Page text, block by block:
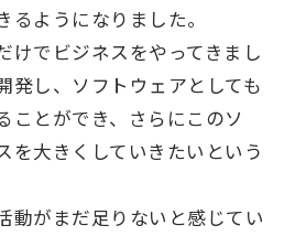
るようになりました。
けでビジネスをやってきまし
発し、ソフトウェアとしても
ことができ、さらにこのソ
を大きくしていきたいという
動がまだ足りないと感じてい